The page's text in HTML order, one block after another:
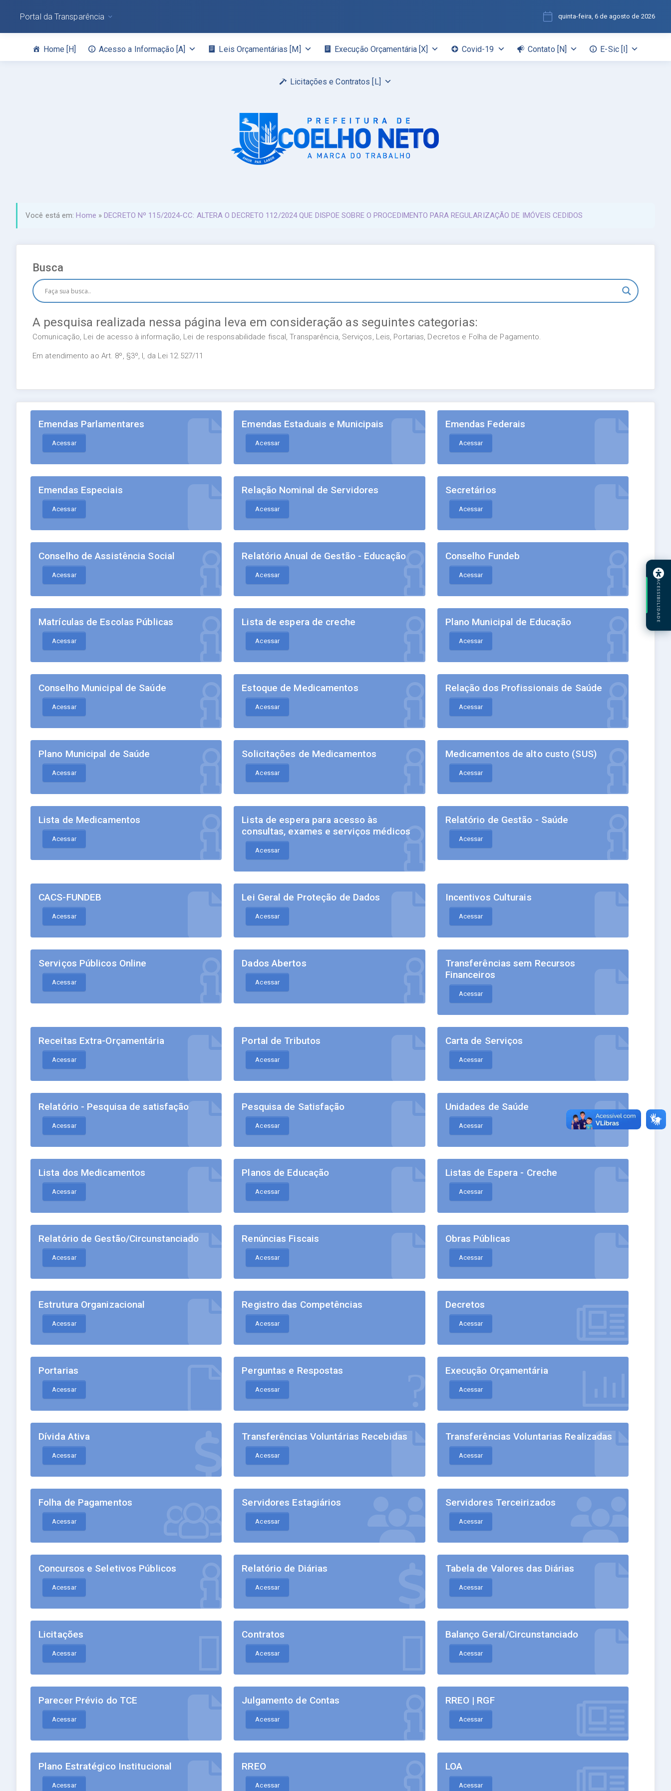
Home [H] Acesso a Informação [A] Leis Orçamentárias [M] Execução Orçamentária [X] Covid-19 Contato [N] E-Sic [I]
Licitações e Contratos [L]
Portal da Transparência quinta-feira, 6 de agosto de 2026
Você está em:Home »DECRETO Nº 115/2024-CC: ALTERA O DECRETO 112/2024 QUE DISPOE SOBRE O PROCEDIMENTO PARA REGULARIZAÇÃO DE IMÓVEIS CEDIDOS
Busca
A pesquisa realizada nessa página leva em consideração as seguintes categorias:
Comunicação, Lei de acesso à informação, Lei de responsabilidade fiscal, Transparência, Serviços, Leis, Portarias, Decretos e Folha de Pagamento.
Em atendimento ao Art. 8º, §3º, I, da Lei 12.527/11
Emendas Parlamentares
Acessar
Emendas Estaduais e Municipais
Acessar
Emendas Federais
Acessar
Emendas Especiais
Acessar
Relação Nominal de Servidores
Acessar
Secretários
Acessar
Conselho de Assistência Social
Acessar
Relatório Anual de Gestão - Educação
Acessar
Conselho Fundeb
Acessar
Matrículas de Escolas Públicas
Acessar
Lista de espera de creche
Acessar
Plano Municipal de Educação
Acessar
Conselho Municipal de Saúde
Acessar
Estoque de Medicamentos
Acessar
Relação dos Profissionais de Saúde
Acessar
Plano Municipal de Saúde
Acessar
Solicitações de Medicamentos
Acessar
Medicamentos de alto custo (SUS)
Acessar
Lista de Medicamentos
Acessar
Lista de espera para acesso às
consultas, exames e serviços médicos
Acessar
Relatório de Gestão - Saúde
Acessar
CACS-FUNDEB
Acessar
Lei Geral de Proteção de Dados
Acessar
Incentivos Culturais
Acessar
Serviços Públicos Online
Acessar
Dados Abertos
Acessar
Transferências sem Recursos
Financeiros
Acessar
Receitas Extra-Orçamentária
Acessar
Portal de Tributos
Acessar
Carta de Serviços
Acessar
Relatório - Pesquisa de satisfação
Acessar
Pesquisa de Satisfação
Acessar
Unidades de Saúde
Acessar
Lista dos Medicamentos
Acessar
Planos de Educação
Acessar
Listas de Espera - Creche
Acessar
Relatório de Gestão/Circunstanciado
Acessar
Renúncias Fiscais
Acessar
Obras Públicas
Acessar
Estrutura Organizacional
Acessar
Registro das Competências
Acessar
Decretos
Acessar
Portarias
Acessar
Perguntas e Respostas
Acessar
Execução Orçamentária
Acessar
Dívida Ativa
Acessar
Transferências Voluntárias Recebidas
Acessar
Transferências Voluntarias Realizadas
Acessar
Folha de Pagamentos
Acessar
Servidores Estagiários
Acessar
Servidores Terceirizados
Acessar
Concursos e Seletivos Públicos
Acessar
Relatório de Diárias
Acessar
Tabela de Valores das Diárias
Acessar
Licitações
Acessar
Contratos
Acessar
Balanço Geral/Circunstanciado
Acessar
Parecer Prévio do TCE
Acessar
Julgamento de Contas
Acessar
RREO | RGF
Acessar
Plano Estratégico Institucional
Acessar
RREO
Acessar
LOA
Acessar
ACESSIBILIDADE